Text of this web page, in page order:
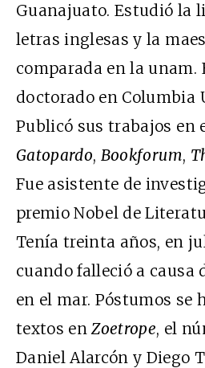
Guanajuato. Estudió la
letras inglesas y la
comparada en la unam.
doctorado en Columbia
Publicó sus trabajos en
Gatopardo, Bookforum,
Fue asistente de
premio Nobel de
Tenía treinta años, en
cuando falleció a causa
en el mar. Póstumos se
textos enZoetrope, el
Daniel Alarcón y Diego